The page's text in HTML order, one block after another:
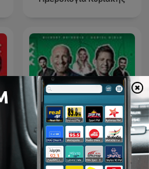
L'After Foot